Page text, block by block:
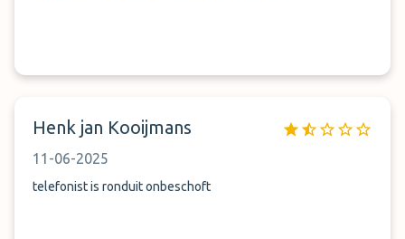
Henk jan Kooijmans
11-06-2025
telefonist is ronduit onbeschoft